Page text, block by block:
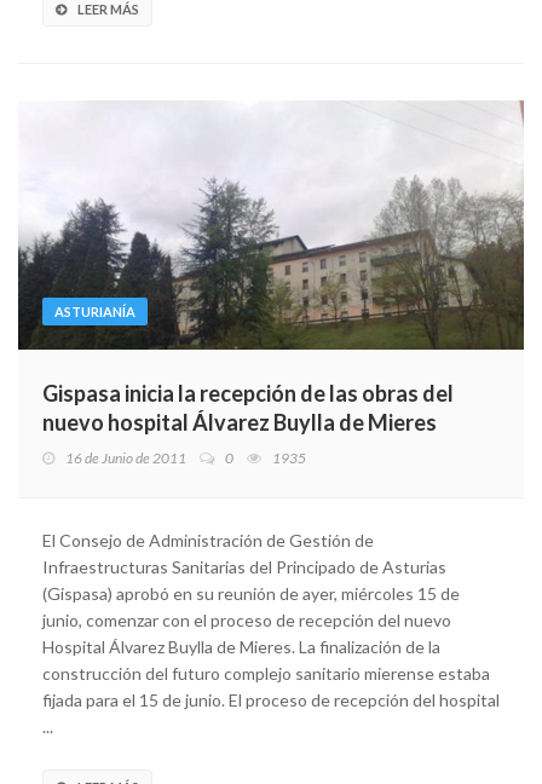
LEER MÁS
ASTURIANÍA
Gispasa inicia la recepción de las obras del
nuevo hospital Álvarez Buylla de Mieres
16 de Junio de 2011 0 1935
El Consejo de Administración de Gestión de
Infraestructuras Sanitarias del Principado de Asturias
(Gispasa) aprobó en su reunión de ayer, miércoles 15 de
junio, comenzar con el proceso de recepción del nuevo
Hospital Álvarez Buylla de Mieres. La finalización de la
construcción del futuro complejo sanitario mierense estaba
fijada para el 15 de junio. El proceso de recepción del hospital
...